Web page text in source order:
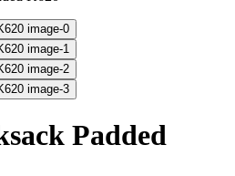
Padded